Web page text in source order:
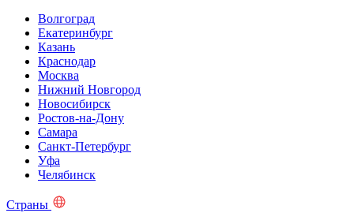
Волгоград
Екатеринбург
Казань
Краснодар
Москва
Нижний Новгород
Новосибирск
Ростов-на-Дону
Самара
Санкт-Петербург
Уфа
Челябинск
Страны